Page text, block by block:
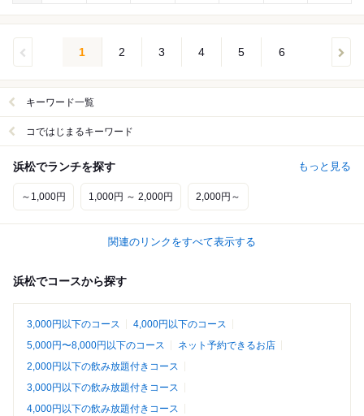
1 2 3 4 5 6
キーワード一覧
コではじまるキーワード
浜松でランチを探す もっと見る
～1,000円 1,000円 ～ 2,000円 2,000円～
関連のリンクをすべて表示する
浜松でコースから探す
3,000円以下のコース
4,000円以下のコース
5,000円〜8,000円以下のコース
ネット予約できるお店
2,000円以下の飲み放題付きコース
3,000円以下の飲み放題付きコース
4,000円以下の飲み放題付きコース